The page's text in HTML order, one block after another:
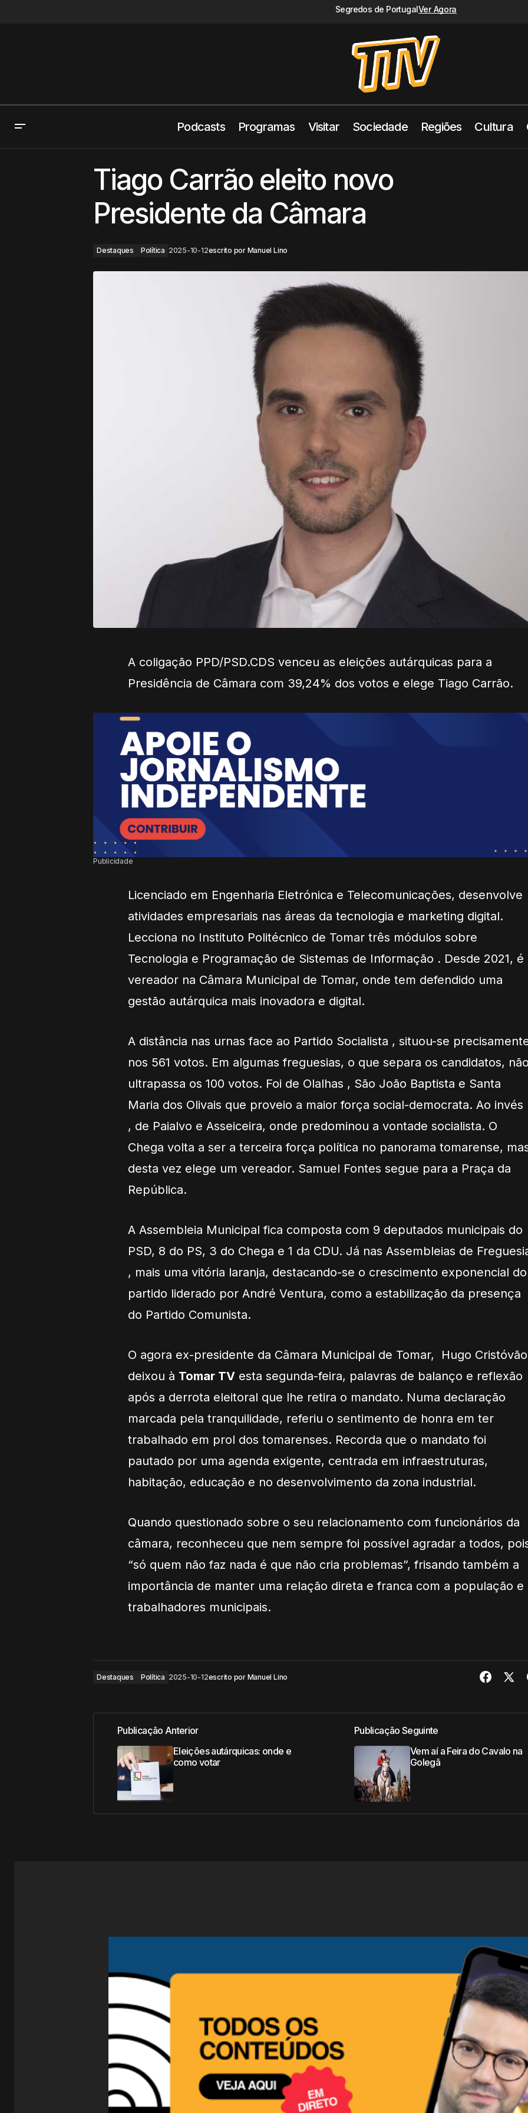
Segredos de PortugalVer Agora
Podcasts Programas Visitar Sociedade Regiões Cultura
Destaques
Tiago Carrão eleito novo
Presidente da Câmara
Destaques Política 2025-10-12escrito por Manuel Lino
A coligação PPD/PSD.CDS venceu as eleições autárquicas para a
Presidência de Câmara com 39,24% dos votos e elege Tiago Carrão.
Publicidade
Licenciado em Engenharia Eletrónica e Telecomunicações, desenvolve
atividades empresariais nas áreas da tecnologia e marketing digital.
Lecciona no Instituto Politécnico de Tomar três módulos sobre
Tecnologia e Programação de Sistemas de Informação . Desde 2021, é
vereador na Câmara Municipal de Tomar, onde tem defendido uma
gestão autárquica mais inovadora e digital.
A distância nas urnas face ao Partido Socialista , situou-se
nos 561 votos. Em algumas freguesias, o que separa os candidatos,
ultrapassa os 100 votos. Foi de Olalhas , São João Baptista e Santa
Maria dos Olivais que proveio a maior força social-democrata. Ao invés
, de Paialvo e Asseiceira, onde predominou a vontade socialista. O
Chega volta a ser a terceira força política no panorama tomarense,
desta vez elege um vereador. Samuel Fontes segue para a Praça da
República.
A Assembleia Municipal fica composta com 9 deputados municipais do
PSD, 8 do PS, 3 do Chega e 1 da CDU. Já nas Assembleias de
, mais uma vitória laranja, destacando-se o crescimento exponencial do
partido liderado por André Ventura, como a estabilização da presença
do Partido Comunista.
O agora ex-presidente da Câmara Municipal de Tomar, Hugo
deixou à Tomar TV esta segunda-feira, palavras de balanço e reflexão
após a derrota eleitoral que lhe retira o mandato. Numa declaração
marcada pela tranquilidade, referiu o sentimento de honra em ter
trabalhado em prol dos tomarenses. Recorda que o mandato foi
pautado por uma agenda exigente, centrada em infraestruturas,
habitação, educação e no desenvolvimento da zona industrial.
Quando questionado sobre o seu relacionamento com funcionários da
câmara, reconheceu que nem sempre foi possível agradar a todos,
“só quem não faz nada é que não cria problemas”, frisando também a
importância de manter uma relação direta e franca com a população e
trabalhadores municipais.
Destaques Política 2025-10-12escrito por Manuel Lino
Publicação Anterior
Eleições autárquicas: onde e
como votar
Publicação Seguinte
Vem aí a Feira do Cavalo na
Golegã